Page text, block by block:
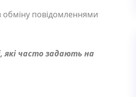
обміну повідомленнями
які часто задають на